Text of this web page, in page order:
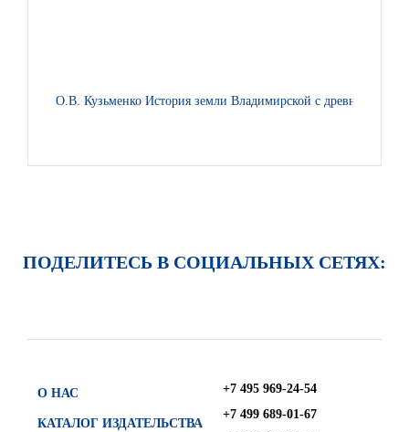
О.В. Кузьменко История земли Владимирской с древнейших
ПОДЕЛИТЕСЬ В СОЦИАЛЬНЫХ СЕТЯХ:
О НАС
КАТАЛОГ ИЗДАТЕЛЬСТВА
+7 495 969-24-54
+7 499 689-01-67